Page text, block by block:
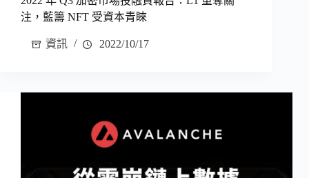
注，藍籌 NFT 受資本青睞
資訊 2022/10/17